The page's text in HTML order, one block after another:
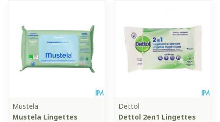
Mustela
Mustela Lingettes
Dettol
Dettol 2en1 Lingettes